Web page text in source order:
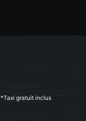
*Taxi gratuit inclus